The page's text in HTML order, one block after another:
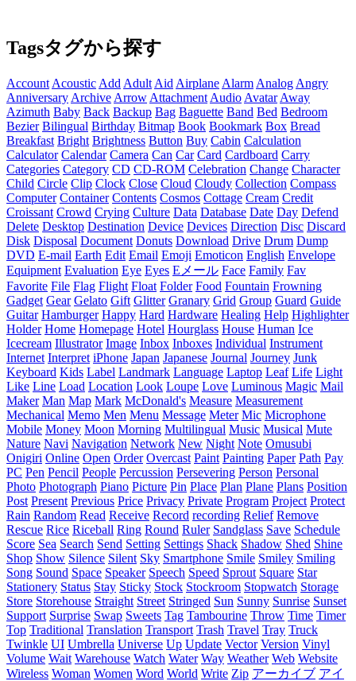
Tagsタグから探す
Account Acoustic Add Adult Aid Airplane Alarm Analog Angry
Anniversary Archive Arrow Attachment Audio Avatar Away
Azimuth Baby Back Backup Bag Baguette Band Bed Bedroom
Bezier Bilingual Birthday Bitmap Book Bookmark Box Bread
Breakfast Bright Brightness Button Buy Cabin Calculation
Calculator Calendar Camera Can Car Card Cardboard Carry
Categories Category CD CD-ROM Celebration Change Character
Child Circle Clip Clock Close Cloud Cloudy Collection Compass
Computer Container Contents Cosmos Cottage Cream Credit
Croissant Crowd Crying Culture Data Database Date Day Defend
Delete Desktop Destination Device Devices Direction Disc Discard
Disk Disposal Document Donuts Download Drive Drum Dump
DVD E-mail Earth Edit Email Emoji Emoticon English Envelope
Equipment Evaluation Eye Eyes Eメール Face Family Fav
Favorite File Flag Flight Float Folder Food Fountain Frowning
Gadget Gear Gelato Gift Glitter Granary Grid Group Guard Guide
Guitar Hamburger Happy Hard Hardware Healing Help Highlighter
Holder Home Homepage Hotel Hourglass House Human Ice
Icecream Illustrator Image Inbox Inboxes Individual Instrument
Internet Interpret iPhone Japan Japanese Journal Journey Junk
Keyboard Kids Label Landmark Language Laptop Leaf Life Light
Like Line Load Location Look Loupe Love Luminous Magic Mail
Maker Man Map Mark McDonald's Measure Measurement
Mechanical Memo Men Menu Message Meter Mic Microphone
Mobile Money Moon Morning Multilingual Music Musical Mute
Nature Navi Navigation Network New Night Note Omusubi
Onigiri Online Open Order Overcast Paint Painting Paper Path Pay
PC Pen Pencil People Percussion Persevering Person Personal
Photo Photograph Piano Picture Pin Place Plan Plane Plans Position
Post Present Previous Price Privacy Private Program Project Protect
Rain Random Read Receive Record recording Relief Remove
Rescue Rice Riceball Ring Round Ruler Sandglass Save Schedule
Score Sea Search Send Setting Settings Shack Shadow Shed Shine
Shop Show Silence Silent Sky Smartphone Smile Smiley Smiling
Song Sound Space Speaker Speech Speed Sprout Square Star
Stationery Status Stay Sticky Stock Stockroom Stopwatch Storage
Store Storehouse Straight Street Stringed Sun Sunny Sunrise Sunset
Support Surprise Swap Sweets Tag Tambourine Throw Time Timer
Top Traditional Translation Transport Trash Travel Tray Truck
Twinkle UI Umbrella Universe Up Update Vector Version Vinyl
Volume Wait Warehouse Watch Water Way Weather Web Website
Wireless Woman Women Word World Write Zip アーカイブ アイ